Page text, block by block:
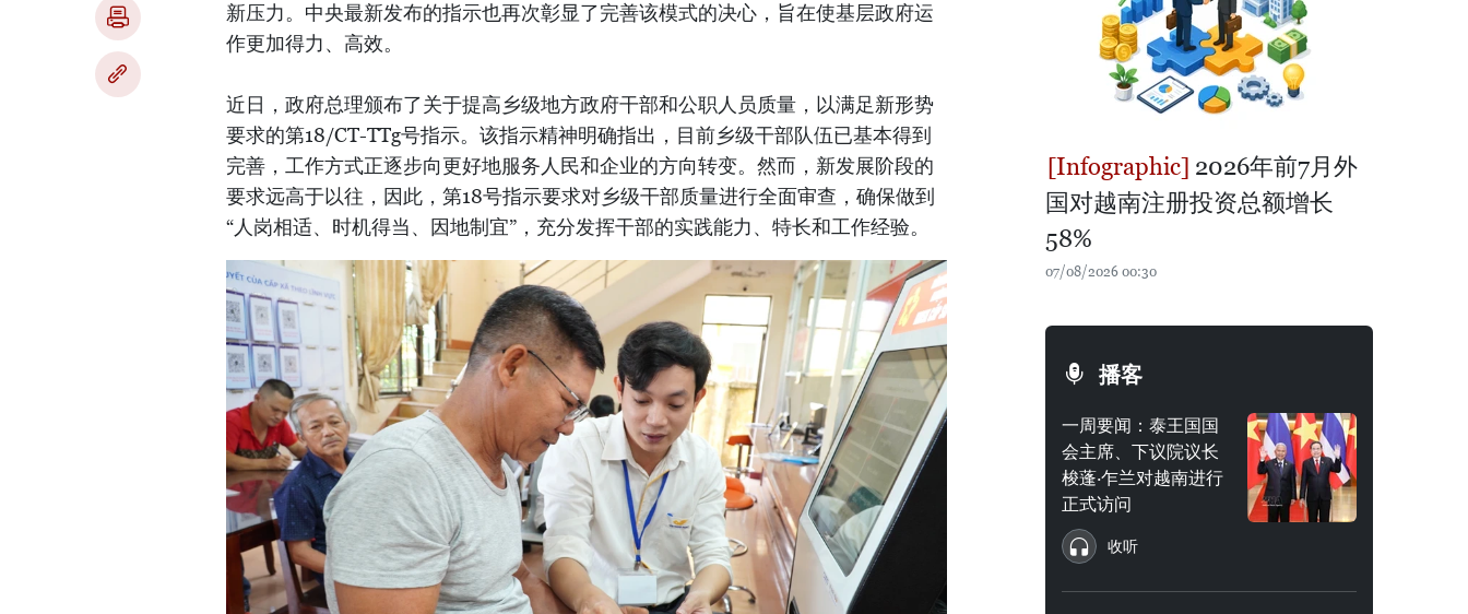
新压力。中央最新发布的指示也再次彰显了完善该模式的决心，旨在使基层政府运
作更加得力、高效。
近日，政府总理颁布了关于提高乡级地方政府干部和公职人员质量，以满足新形势
要求的第18/CT-TTg号指示。该指示精神明确指出，目前乡级干部队伍已基本得到
完善，工作方式正逐步向更好地服务人民和企业的方向转变。然而，新发展阶段的
要求远高于以往，因此，第18号指示要求对乡级干部质量进行全面审查，确保做到
“人岗相适、时机得当、因地制宜”，充分发挥干部的实践能力、特长和工作经验。
2026年前7月外
国对越南注册投资总额增长
58%
07/08/2026 00:30
播客
一周要闻：泰王国国
会主席、下议院议长
梭蓬·乍兰对越南进行
正式访问
收听